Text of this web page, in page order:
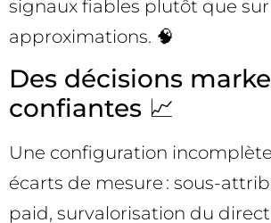
signaux fiables plutôt que
approximations. 🧠
Des décisions
confiantes 📈
Une configuration
écarts de mesure : sous-
paid, survalorisation du